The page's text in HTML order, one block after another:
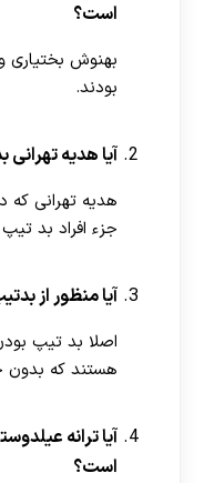
است؟
بهنوش بختیاری
بودند.
آیا هدیه
هدیه تهرانی که
جزء افراد بد
آیا منظور از
اصلا بد تیپ
هستند که بدون
آیا ترانه
است؟